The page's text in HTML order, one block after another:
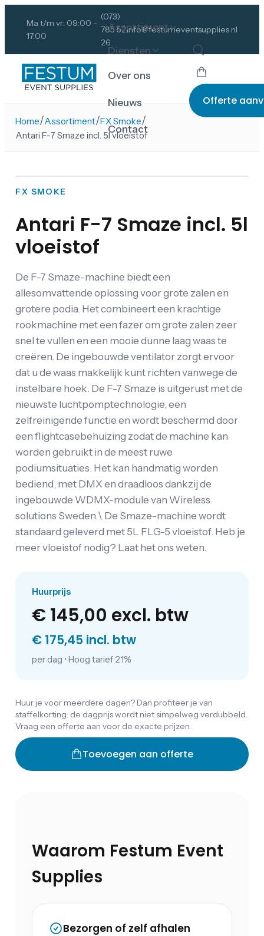
Ma t/m vr: 09:00 -
17:00
(073)
785 52
26
info@festumeventsupplies.nl
Assortiment
Diensten
Over ons
Nieuws
Contact
Offerte
Home/Assortiment/FX Smoke/
Antari F-7 Smaze incl. 5l vloeistof
FX SMOKE
Antari F-7 Smaze incl. 5l
vloeistof
De F-7 Smaze-machine biedt een
allesomvattende oplossing voor grote zalen en
grotere podia. Het combineert een krachtige
rookmachine met een fazer om grote zalen zeer
snel te vullen en een mooie dunne laag waas te
creëren. De ingebouwde ventilator zorgt ervoor
dat u de waas makkelijk kunt richten vanwege de
instelbare hoek. De F-7 Smaze is uitgerust met de
nieuwste luchtpomptechnologie, een
zelfreinigende functie en wordt beschermd door
een flightcasebehuizing zodat de machine kan
worden gebruikt in de meest ruwe
podiumsituaties. Het kan handmatig worden
bediend, met DMX en draadloos dankzij de
ingebouwde WDMX-module van Wireless
solutions Sweden.\ De Smaze-machine wordt
standaard geleverd met 5L FLG-5 vloeistof. Heb je
meer vloeistof nodig? Laat het ons weten.
Huurprijs
€ 145,00 excl. btw
€ 175,45 incl. btw
per dag • Hoog tarief 21%
Huur je voor meerdere dagen? Dan profiteer je van
staffelkorting: de dagprijs wordt niet simpelweg verdubbeld.
Vraag een offerte aan voor de exacte prijzen.
Toevoegen aan offerte
Waarom Festum Event
Supplies
Bezorgen of zelf afhalen